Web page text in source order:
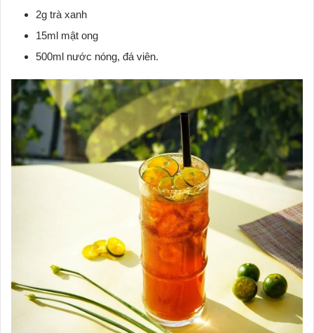
2g trà xanh
15ml mật ong
500ml nước nóng, đá viên.